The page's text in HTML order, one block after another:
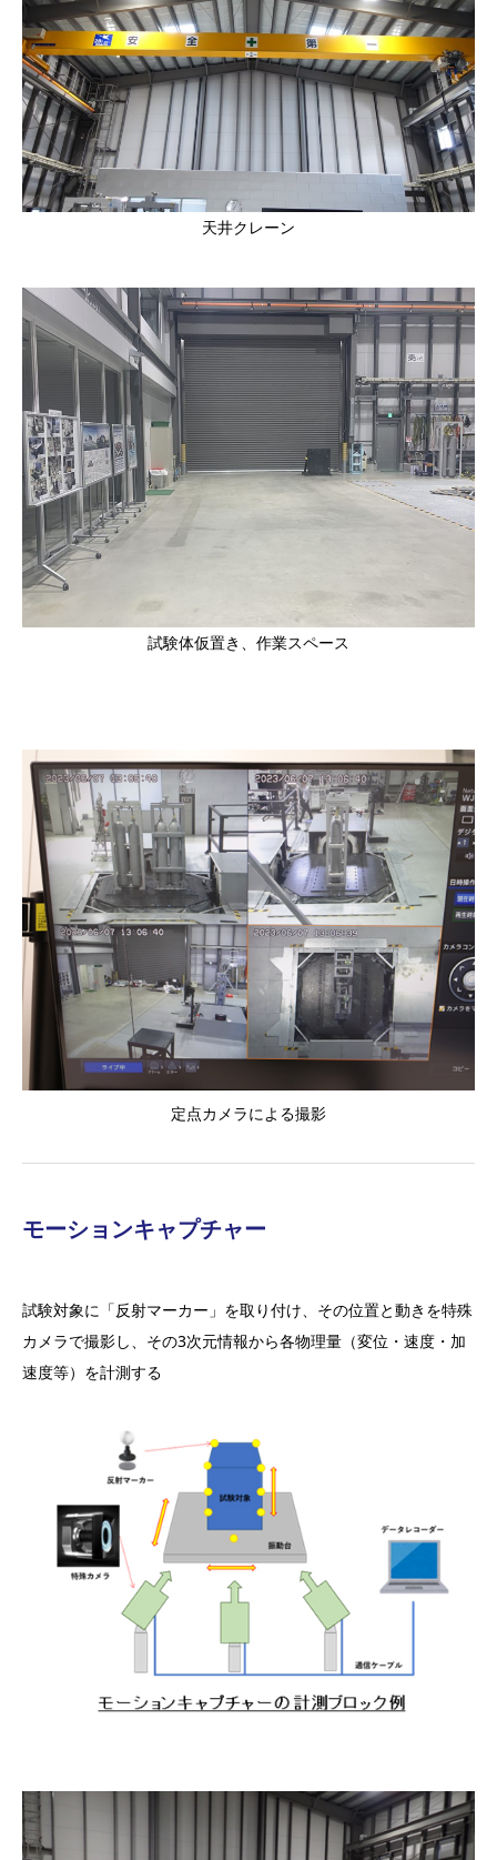
天井クレーン
試験体仮置き、作業スペース
定点カメラによる撮影
モーションキャプチャー
試験対象に「反射マーカー」を取り付け、その位置と動きを特殊
カメラで撮影し、その3次元情報から各物理量（変位・速度・加
速度等）を計測する